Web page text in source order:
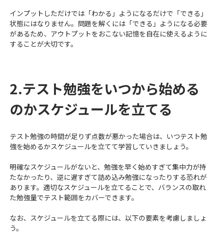
インプットしただけでは「わかる」ようになるだけで「できる」
状態にはなりません。問題を解くには「できる」ようになる必要
があるため、アウトプットをおこない記憶を自在に使えるように
することが大切です。
2.テスト勉強をいつから始める
のかスケジュールを立てる
テスト勉強の時間が足りず点数が悪かった場合は、いつテスト勉
強を始めるかスケジュールを立てて学習していきましょう。
明確なスケジュールがないと、勉強を早く始めすぎて集中力が持
たなかったり、逆に遅すぎて詰め込み勉強になったりする恐れが
あります。適切なスケジュールを立てることで、バランスの取れ
た勉強量でテスト範囲をカバーできます。
なお、スケジュールを立てる際には、以下の要素を考慮しましょ
う。